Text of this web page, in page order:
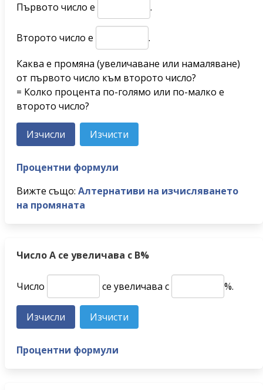
Първото число е .
Второто число е
.
Каква е промяна (увеличаване или намаляване)
от първото число към второто число?
= Колко процента по-голямо или по-малко е
второто число?
Процентни формули
Вижте също: Алтернативи на изчисляването
на промяната
Число A се увеличава с B%
Число се увеличава с %.
Процентни формули